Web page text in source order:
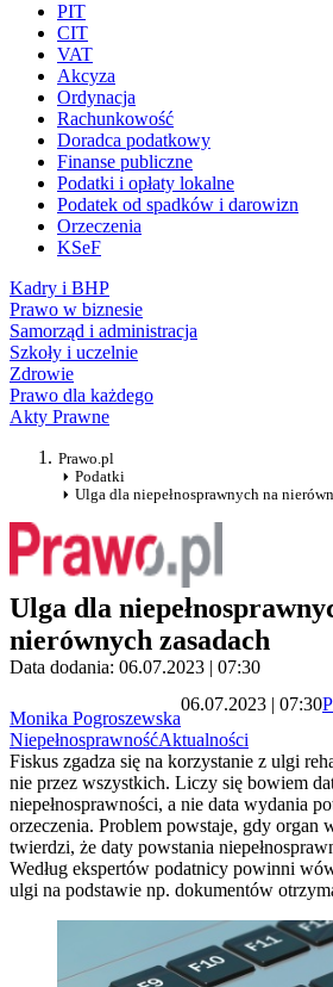
PIT
CIT
VAT
Akcyza
Ordynacja
Rachunkowość
Doradca podatkowy
Finanse publiczne
Podatki i opłaty lokalne
Podatek od spadków i darowizn
Orzeczenia
KSeF
Kadry i BHP
Prawo w biznesie
Samorząd i administracja
Szkoły i uczelnie
Zdrowie
Prawo dla każdego
Akty Prawne
Prawo.pl
Podatki
Ulga dla niepełnosprawnych na
Ulga dla
nierównych zasadach
Data dodania: 06.07.2023 | 07:30
Monika Pogroszewska
06.07.2023 | 07:30
NiepełnosprawnośćAktualności
Fiskus zgadza się na korzystanie z ulgi
nie przez wszystkich. Liczy się bowiem
niepełnosprawności, a nie data wydania
orzeczenia. Problem powstaje, gdy organ
twierdzi, że daty powstania
Według ekspertów podatnicy powinni
ulgi na podstawie np. dokumentów